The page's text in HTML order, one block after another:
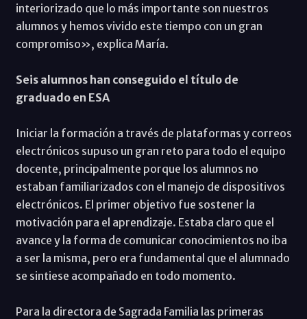
interiorizado que lo más importante son nuestros
alumnos y hemos vivido este tiempo con un gran
compromiso», explica María.
Seis alumnos han conseguido el título de
graduado en ESA
Iniciar la formación a través de plataformas y correos
electrónicos supuso un gran reto para todo el equipo
docente, principalmente porque los alumnos no
estaban familiarizados con el manejo de dispositivos
electrónicos. El primer objetivo fue sostener la
motivación para el aprendizaje. Estaba claro que el
avance y la forma de comunicar conocimientos no iba
a ser la misma, pero era fundamental que el alumnado
se sintiese acompañado en todo momento.
Para la directora de Sagrada Familia las primeras